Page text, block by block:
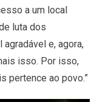
a um local
luta dos
e, agora,
isso. Por isso,
pertence ao povo.”